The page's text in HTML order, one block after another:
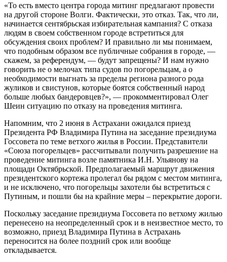
«То есть вместо центра города митинг предлагают провести
на другой стороне Волги. Фактически, это отказ. Так, что ли,
начинается сентябрьская избирательная кампания? С отказа
людям в своем собственном городе встретиться для
обсуждения своих проблем? И правильно ли мы понимаем,
что подобным образом все публичные собрания в городе, —
скажем, за референдум, — будут запрещены? И нам нужно
говорить не о мелочах типа судов по погорельцам, а о
необходимости выгнать за пределы региона разного рода
жуликов и свистунов, которые боятся собственный народ
больше любых бандеровцев?», — прокомментировал Олег
Шеин ситуацию по отказу на проведения митинга.
Напомним, что 2 июня в Астрахани ожидался приезд
Президента РФ Владимира Путина на заседание президиума
Госсовета по теме ветхого жилья в России. Представители
«Союза погорельцев» рассчитывали получить разрешение на
проведение митинга возле памятника И.Н. Ульянову на
площади Октябрьской. Предполагаемый маршрут движения
президентского кортежа пролегал бы рядом с местом митинга,
и не исключено, что погорельцы захотели бы встретиться с
Путиным, и пошли бы на крайние меры – перекрытие дороги.
Поскольку заседание президиума Госсовета по ветхому жилью
перенесено на неопределенный срок и в неизвестное место, то
возможно, приезд Владимира Путина в Астрахань
переносится на более поздний срок или вообще
откладывается.